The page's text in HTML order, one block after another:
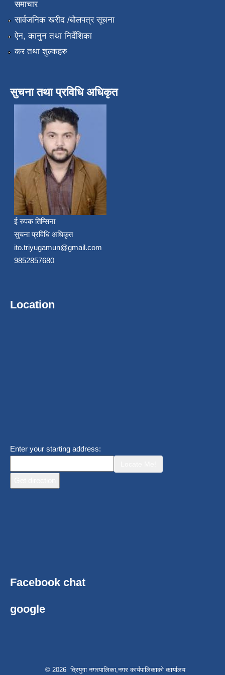
समाचार
सार्वजनिक खरीद /बोलपत्र सूचना
ऐन, कानुन तथा निर्देशिका
कर तथा शुल्कहरु
सुचना तथा प्रविधि अधिकृत
ई रुपक तिम्सिना
सुचना प्रविधि अधिकृत
ito.triyugamun@gmail.com
9852857680
Location
Enter your starting address:
Facebook chat
google
© 2026 त्रियुगा नगरपालिका,नगर कार्यपालिकाको कार्यालय